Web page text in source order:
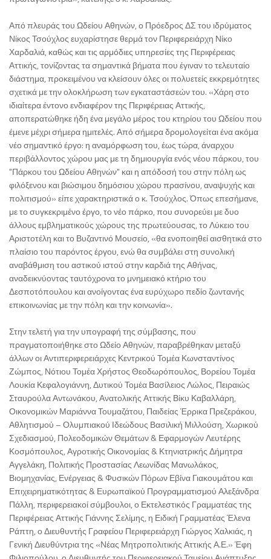
Από πλευράς του Ωδείου Αθηνών, ο Πρόεδρος ΔΣ του ιδρύματος
Νίκος Τσούχλος ευχαρίστησε θερμά τον Περιφερειάρχη Νίκο
Χαρδαλιά, καθώς και τις αρμόδιες υπηρεσίες της Περιφέρειας
Αττικής, τονίζοντας τα σημαντικά βήματα που έγιναν το τελευταίο
διάστημα, προκειμένου να κλείσουν όλες οι πολυετείς εκκρεμότητες
σχετικά με την ολοκλήρωση των εγκαταστάσεών του. «Χάρη στο
ιδιαίτερα έντονο ενδιαφέρον της Περιφέρειας Αττικής,
αποπερατώθηκε ήδη ένα μεγάλο μέρος του κτηρίου του Ωδείου που
έμενε μέχρι σήμερα ημιτελές. Από σήμερα δρομολογείται ένα ακόμα
νέο σημαντικό έργο: η αναμόρφωση του, έως τώρα, άναρχου
περιβάλλοντος χώρου μας με τη δημιουργία ενός νέου πάρκου, του
"Πάρκου του Ωδείου Αθηνών" και η απόδοσή του στην πόλη ως
φιλόξενου και βιώσιμου δημόσιου χώρου πρασίνου, αναψυχής και
πολιτισμού» είπε χαρακτηριστικά ο κ. Τσούχλος. Όπως επεσήμανε,
με το συγκεκριμένο έργο, το νέο πάρκο, που συνορεύει με δυο
άλλους εμβληματικούς χώρους της πρωτεύουσας, το Λύκειο του
Αριστοτέλη και το Βυζαντινό Μουσείο, «θα ενοποιηθεί αισθητικά στο
πλαίσιο του παρόντος έργου, ενώ θα συμβάλει στη συνολική
αναβάθμιση του αστικού ιστού στην καρδιά της Αθήνας,
αναδεικνύοντας ταυτόχρονα το μνημειακό κτήριο του
Δεσποτόπουλου και ανοίγοντας ένα ευρύχωρο πεδίο ζωντανής
επικοινωνίας με την πόλη και την κοινωνία».
Στην τελετή για την υπογραφή της σύμβασης, που
πραγματοποιήθηκε στο Ωδείο Αθηνών, παραβρέθηκαν μεταξύ
άλλων οι Αντιπεριφερειάρχες Κεντρικού Τομέα Κωνσταντίνος
Ζώμπος, Νότιου Τομέα Χρήστος Θεοδωρόπουλος, Βορείου Τομέα
Λουκία Κεφαλογιάννη, Δυτικού Τομέα Βασίλειος Λώλος, Πειραιώς
Σταυρούλα Αντωνάκου, Ανατολικής Αττικής Βίκυ Καβαλλάρη,
Οικονομικών Μαριάννα Τουμαζάτου, Παιδείας Έρρικα Πρεζεράκου,
Αθλητισμού – Ολυμπιακού Ιδεώδους Βασιλική Μιλλούση, Χωρικού
Σχεδιασμού, Πολεοδομικών Θεμάτων & Εφαρμογών Λευτέρης
Κοσμόπουλος, Αγροτικής Οικονομίας & Κτηνιατρικής Δήμητρα
Αγγελάκη, Πολιτικής Προστασίας Λεωνίδας Μανωλάκος,
Βιομηχανίας, Ενέργειας & Φυσικών Πόρων Εβίνα Γιακουμάτου και
Επιχειρηματικότητας & Ευρωπαϊκού Προγραμματισμού Αλεξάνδρα
Πάλλη, περιφερειακοί σύμβουλοι, ο Εκτελεστικός Γραμματέας της
Περιφέρειας Αττικής Γιάννης Σελίμης, η Ειδική Γραμματέας Έλενα
Ράπτη, ο Διευθυντής Γραφείου Περιφερειάρχη Γιώργος Χαλκιάς, η
Γενική Διευθύντρια της «Νέας Μητροπολιτικής Αττικής Α.Ε.» Έφη